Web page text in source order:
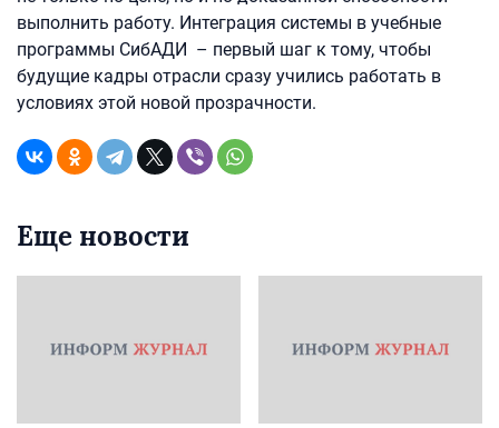
выполнить работу. Интеграция системы в учебные
программы СибАДИ – первый шаг к тому, чтобы
будущие кадры отрасли сразу учились работать в
условиях этой новой прозрачности.
Еще новости